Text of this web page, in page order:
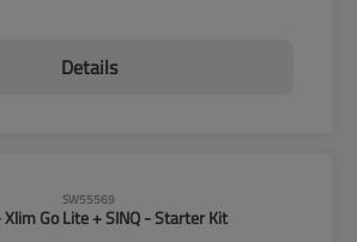
Details
SW55569
Xlim Go Lite + SINQ - Starter Kit